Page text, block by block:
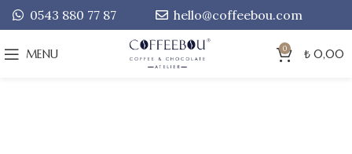
0543 880 77 87 hello@coffeebou.com
MENU 0 ₺ 0,00